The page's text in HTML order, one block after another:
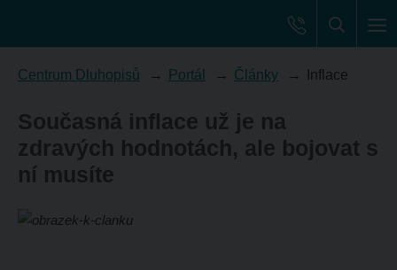
Centrum Dluhopisů Portál Články Inflace
Současná inflace už je na
zdravých hodnotách, ale bojovat s
ní musíte